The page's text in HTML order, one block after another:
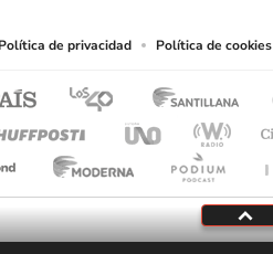
Política de privacidad Política de cookies